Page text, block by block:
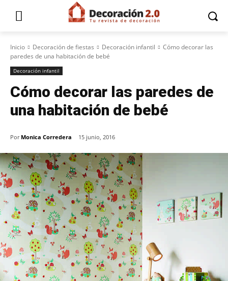
Inicio Decoración de fiestas Decoración infantil
Cómo decorar las
paredes de una habitación de bebé
Decoración infantil
Cómo decorar las paredes de
una habitación de bebé
Por Monica Corredera 15 junio, 2016